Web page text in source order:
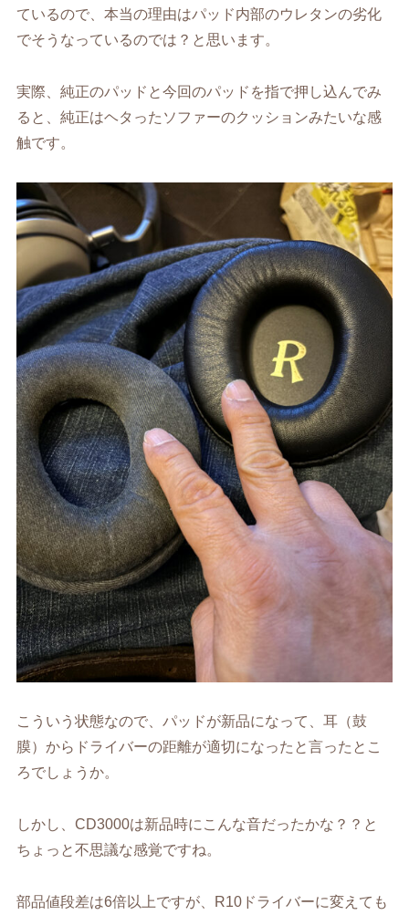
ているので、本当の理由はパッド内部のウレタンの劣化
でそうなっているのでは？と思います。
実際、純正のパッドと今回のパッドを指で押し込んでみ
ると、純正はヘタったソファーのクッションみたいな感
触です。
こういう状態なので、パッドが新品になって、耳（鼓
膜）からドライバーの距離が適切になったと言ったとこ
ろでしょうか。
しかし、CD3000は新品時にこんな音だったかな？？と
ちょっと不思議な感覚ですね。
部品値段差は6倍以上ですが、R10ドライバーに変えても